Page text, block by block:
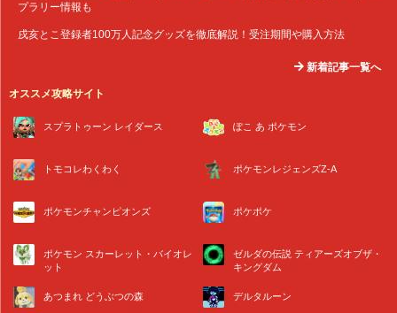
プラリー情報も
戌亥とこ登録者100万人記念グッズを徹底解説！受注期間や購入方法
新着記事一覧へ
オススメ攻略サイト
スプラトゥーン レイダース ぽこ あ ポケモン
トモコレわくわく ポケモンレジェンズZ-A
ポケモンチャンピオンズ ポケポケ
ポケモン スカーレット・バイオレ
ット
ゼルダの伝説 ティアーズオブザ・
キングダム
あつまれ どうぶつの森 デルタルーン